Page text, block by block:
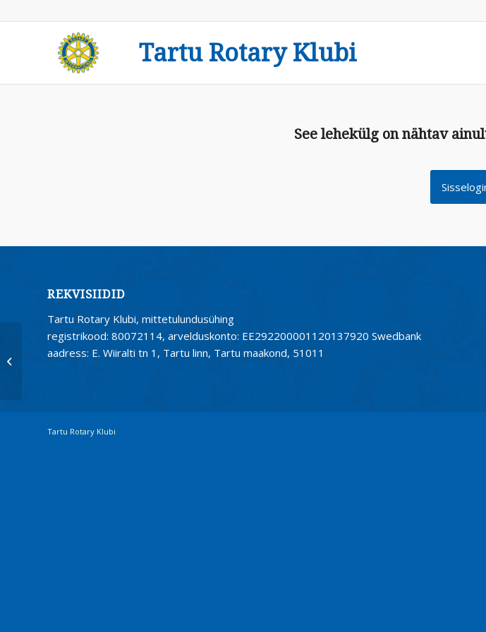
Tartu Rotary Klubi
See lehekülg on nähtav
REKVISIIDID
Tartu Rotary Klubi, mittetulundusühing
registrikood: 80072114, arvelduskonto: EE292200001120137920 Swedbank
aadress: E. Wiiralti tn 1, Tartu linn, Tartu maakond, 51011
Tartu Rotary Klubi
Klubi videokoosolekud
ERIOLUKORRA tingimustes –